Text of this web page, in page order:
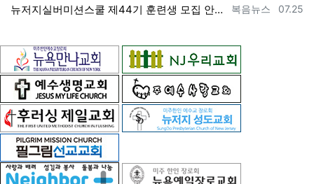
등록자
복음뉴스 등록일
07.25
뉴저지실버미션스쿨 제44기 훈련생 모집 안내 ==> https://www.bogeumnews.com/gnu54/bbs/board.php?bo_t…